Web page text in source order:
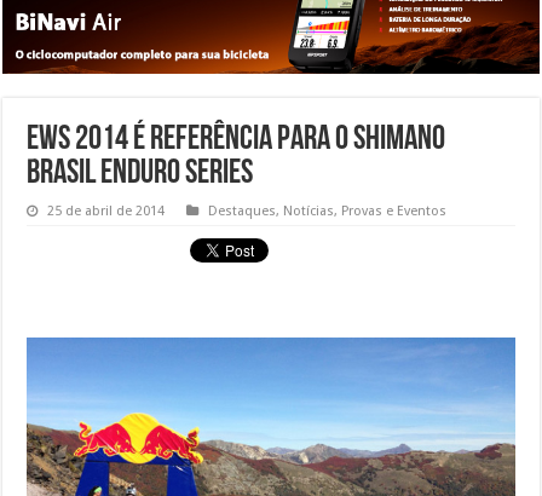
EWS 2014 é referência para o Shimano
Brasil Enduro Series
25 de abril de 2014 Destaques, Notícias, Provas e Eventos